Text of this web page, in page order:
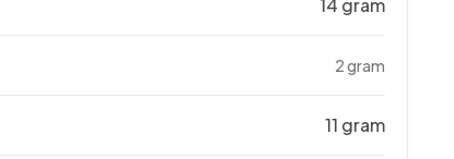
14 gram
2 gram
11 gram